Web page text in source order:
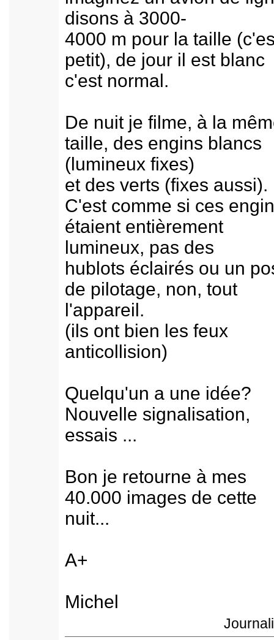
disons à 3000-
4000 m pour la taille
petit), de jour il est blanc
c'est normal.
De nuit je filme, à la
taille, des engins blancs
(lumineux fixes)
et des verts (fixes aussi).
C'est comme si ces
étaient entièrement
lumineux, pas des
hublots éclairés ou un
de pilotage, non, tout
l'appareil.
(ils ont bien les feux
anticollision)
Quelqu'un a une idée?
Nouvelle signalisation,
essais ...
Bon je retourne à mes
40.000 images de cette
nuit...
A+
Michel